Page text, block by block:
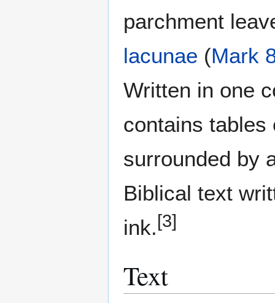
parchment
lacunae (Mark
Written in one
contains tables
surrounded by
Biblical text
ink. [3]
Text